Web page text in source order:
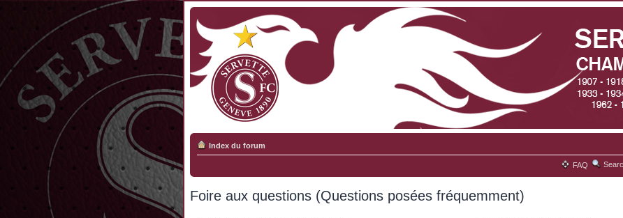
Index du forum
FAQ
Foire aux questions (Questions posées fréquemment)